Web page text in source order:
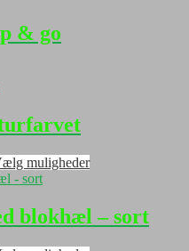
& go
mulighederDette
flere
varianter.
blokhæl – sort